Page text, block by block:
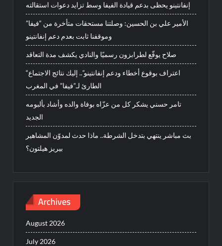
إنفانتينو يحظى بدعم قيادة الفيفا وسط تزايد دعوات استقالته
الأمير علي بن الحسين: وصلتنا مستحقات متأخرة من “فيفا”
وموقفنا ثابت بعدم دعم إنفانتينو
صلاح يوقّع لطرابزون رسميًا والنادي يكشف مدة التعاقد
“اعتراف بوقوع أخطاء ودعم إنفانتينو”.. إليك نتائج الاجتماع
الطارئ لـ”فيفا” في المغرب
تامر حسني يشكر كل من عزّاه بوفاة والده وأشاد بألبومه
الجديد
بث مباشر ينتهي بتدخل الشرطة.. ماذا حدث لمدوّن المشاهير
بيريز هيلتون؟
Archives
August 2026
July 2026